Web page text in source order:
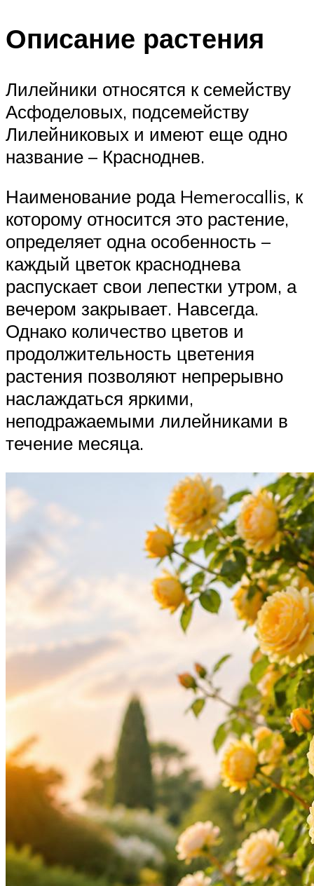
Описание растения
Лилейники относятся к семейству
Асфоделовых, подсемейству
Лилейниковых и имеют еще одно
название – Красноднев.
Наименование рода Hemerocallis, к
которому относится это растение,
определяет одна особенность –
каждый цветок красноднева
распускает свои лепестки утром, а
вечером закрывает. Навсегда.
Однако количество цветов и
продолжительность цветения
растения позволяют непрерывно
наслаждаться яркими,
неподражаемыми лилейниками в
течение месяца.